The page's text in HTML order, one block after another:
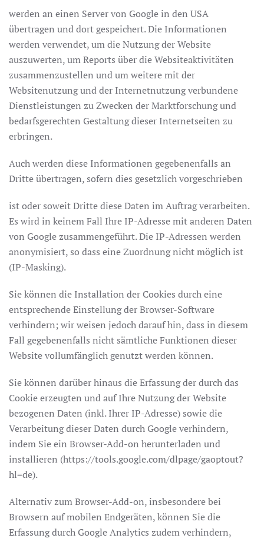
werden an einen Server von Google in den USA
übertragen und dort gespeichert. Die Informationen
werden verwendet, um die Nutzung der Website
auszuwerten, um Reports über die Websiteaktivitäten
zusammenzustellen und um weitere mit der
Websitenutzung und der Internetnutzung verbundene
Dienstleistungen zu Zwecken der Marktforschung und
bedarfsgerechten Gestaltung dieser Internetseiten zu
erbringen.
Auch werden diese Informationen gegebenenfalls an
Dritte übertragen, sofern dies gesetzlich vorgeschrieben
ist oder soweit Dritte diese Daten im Auftrag verarbeiten.
Es wird in keinem Fall Ihre IP-Adresse mit anderen Daten
von Google zusammengeführt. Die IP-Adressen werden
anonymisiert, so dass eine Zuordnung nicht möglich ist
(IP-Masking).
Sie können die Installation der Cookies durch eine
entsprechende Einstellung der Browser-Software
verhindern; wir weisen jedoch darauf hin, dass in diesem
Fall gegebenenfalls nicht sämtliche Funktionen dieser
Website vollumfänglich genutzt werden können.
Sie können darüber hinaus die Erfassung der durch das
Cookie erzeugten und auf Ihre Nutzung der Website
bezogenen Daten (inkl. Ihrer IP-Adresse) sowie die
Verarbeitung dieser Daten durch Google verhindern,
indem Sie ein Browser-Add-on herunterladen und
installieren (https://tools.google.com/dlpage/gaoptout?
hl=de).
Alternativ zum Browser-Add-on, insbesondere bei
Browsern auf mobilen Endgeräten, können Sie die
Erfassung durch Google Analytics zudem verhindern,